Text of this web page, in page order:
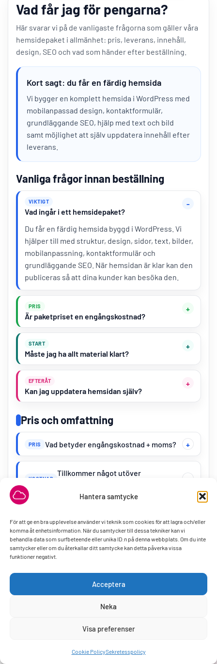
Hantera samtycke
För att ge en bra upplevelse använder vi teknik som cookies för att lagra och/eller
komma åt enhetsinformation. När du samtycker till dessa tekniker kan vi
behandla data som surfbeteende eller unika ID:n på denna webbplats. Om du inte
samtycker eller om du återkallar ditt samtycke kan detta påverka vissa
funktioner negativt.
Acceptera
Neka
Visa preferenser
Cookie PolicySekretesspolicy
Vad får jag för pengarna?
Här svarar vi på de vanligaste frågorna som gäller våra
hemsidepaket i allmänhet: pris, leverans, innehåll,
design, SEO och vad som händer efter beställning.
Kort sagt: du får en färdig hemsida
Vi bygger en komplett hemsida i WordPress med
mobilanpassad design, kontaktformulär,
grundläggande SEO, hjälp med text och bild
samt möjlighet att själv uppdatera innehåll efter
leverans.
Vanliga frågor innan beställning
VIKTIGT
Vad ingår i ett hemsidepaket?
Du får en färdig hemsida byggd i WordPress. Vi
hjälper till med struktur, design, sidor, text, bilder,
mobilanpassning, kontaktformulär och
grundläggande SEO. När hemsidan är klar kan den
publiceras så att dina kunder kan besöka den.
PRIS
Är paketpriset en engångskostnad?
START
Måste jag ha allt material klart?
EFTERÅT
Kan jag uppdatera hemsidan själv?
Pris och omfattning
PRIS Vad betyder engångskostnad + moms?
KOSTNAD
Tillkommer något utöver
TID Hur lång tid tar det att få hemsidan klar?
Vad ingår i text- och bildhjälp?